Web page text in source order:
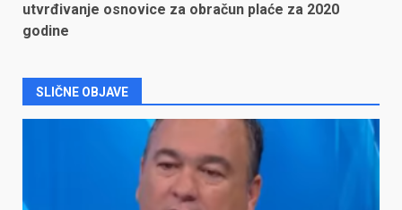
utvrđivanje osnovice za obračun plaće za 2020
godine
SLIČNE OBJAVE